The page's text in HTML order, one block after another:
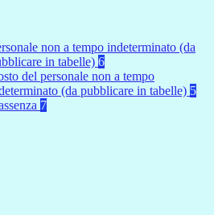
non a tempo indeterminato (da
in tabelle) 6
del personale non a tempo
(da pubblicare in tabelle) 5
7